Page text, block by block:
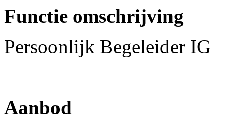
Functie omschrijving
Persoonlijk Begeleider IG
Aanbod